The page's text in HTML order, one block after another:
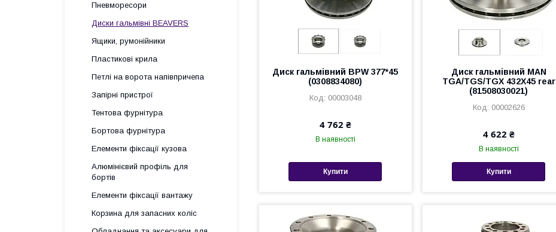
Диск гальмівний BPW 377*45
(0308834080)
00003048
4 762 ₴
В наявності
Купити
Диск гальмівний MAN
TGA/TGS/TGX 432X45 rear
(81508030021)
00002626
4 622 ₴
В наявності
Купити
Пневморесори
Диски гальмівні BEAVERS
Ящики, румонійники
Пластикові крила
Петлі на ворота напівпричепа
Запірні пристрої
Тентова фурнітура
Бортова фурнітура
Елементи фіксації кузова
Алюмінієвий профіль для
бортів
Елементи фіксації вантажу
Корзина для запасних коліс